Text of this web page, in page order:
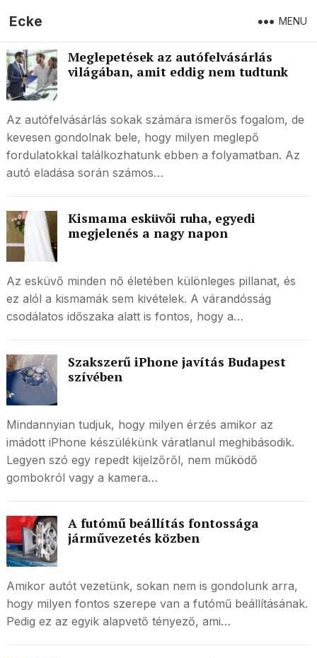
Ecke MENU
Meglepetések az autófelvásárlás
világában, amit eddig nem tudtunk
Az autófelvásárlás sokak számára ismerős fogalom, de
kevesen gondolnak bele, hogy milyen meglepő
fordulatokkal találkozhatunk ebben a folyamatban. Az
autó eladása során számos…
Kismama esküvői ruha, egyedi
megjelenés a nagy napon
Az esküvő minden nő életében különleges pillanat, és
ez alól a kismamák sem kivételek. A várandósság
csodálatos időszaka alatt is fontos, hogy a…
Szakszerű iPhone javítás Budapest
szívében
Mindannyian tudjuk, hogy milyen érzés amikor az
imádott iPhone készülékünk váratlanul meghibásodik.
Legyen szó egy repedt kijelzőről, nem működő
gombokról vagy a kamera…
A futómű beállítás fontossága
járművezetés közben
Amikor autót vezetünk, sokan nem is gondolunk arra,
hogy milyen fontos szerepe van a futómű beállításának.
Pedig ez az egyik alapvető tényező, ami…